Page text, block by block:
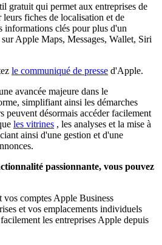
gratuit qui permet aux entreprises de
fiches de localisation et de
informations clés pour plus d'un
Apple Maps, Messages, Wallet, Siri
le communiqué de presse d'Apple.
avancée majeure dans le
simplifiant ainsi les démarches
peuvent désormais accéder facilement
les vitrines , les analyses et la mise à
ainsi d'une gestion et d'une
passionnante, vous pouvez
vos comptes Apple Business
et vos emplacements individuels
les entreprises Apple depuis